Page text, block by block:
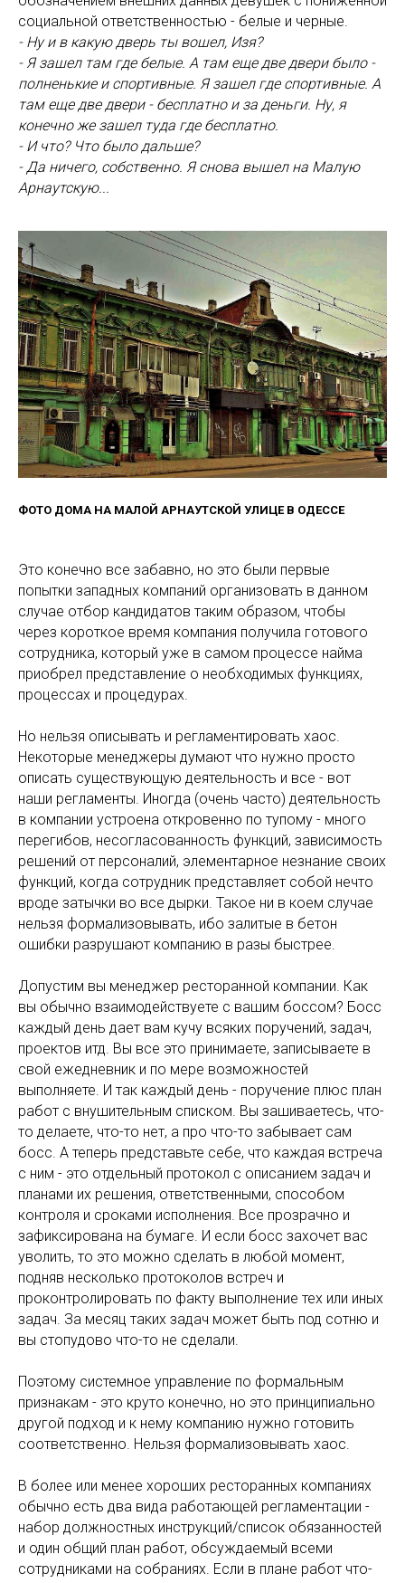
социальной ответственностью - белые и черные.
- Ну и в какую дверь ты вошел, Изя?
- Я зашел там где белые. А там еще две двери было -
полненькие и спортивные. Я зашел где спортивные. А
там еще две двери - бесплатно и за деньги. Ну, я
конечно же зашел туда где бесплатно.
- И что? Что было дальше?
- Да ничего, собственно. Я снова вышел на Малую
Арнаутскую...
ФОТО ДОМА НА МАЛОЙ АРНАУТСКОЙ УЛИЦЕ В ОДЕССЕ
Это конечно все забавно, но это были первые
попытки западных компаний организовать в данном
случае отбор кандидатов таким образом, чтобы
через короткое время компания получила готового
сотрудника, который уже в самом процессе найма
приобрел представление о необходимых функциях,
процессах и процедурах.
Но нельзя описывать и регламентировать хаос.
Некоторые менеджеры думают что нужно просто
описать существующую деятельность и все - вот
наши регламенты. Иногда (очень часто) деятельность
в компании устроена откровенно по тупому - много
перегибов, несогласованность функций, зависимость
решений от персоналий, элементарное незнание своих
функций, когда сотрудник представляет собой нечто
вроде затычки во все дырки. Такое ни в коем случае
нельзя формализовывать, ибо залитые в бетон
ошибки разрушают компанию в разы быстрее.
Допустим вы менеджер ресторанной компании. Как
вы обычно взаимодействуете с вашим боссом? Босс
каждый день дает вам кучу всяких поручений, задач,
проектов итд. Вы все это принимаете, записываете в
свой ежедневник и по мере возможностей
выполняете. И так каждый день - поручение плюс план
работ с внушительным списком. Вы зашиваетесь, что-
то делаете, что-то нет, а про что-то забывает сам
босс. А теперь представьте себе, что каждая встреча
с ним - это отдельный протокол с описанием задач и
планами их решения, ответственными, способом
контроля и сроками исполнения. Все прозрачно и
зафиксирована на бумаге. И если босс захочет вас
уволить, то это можно сделать в любой момент,
подняв несколько протоколов встреч и
проконтролировать по факту выполнение тех или иных
задач. За месяц таких задач может быть под сотню и
вы стопудово что-то не сделали.
Поэтому системное управление по формальным
признакам - это круто конечно, но это принципиально
другой подход и к нему компанию нужно готовить
соответственно. Нельзя формализовывать хаос.
В более или менее хороших ресторанных компаниях
обычно есть два вида работающей регламентации -
набор должностных инструкций/список обязанностей
и один общий план работ, обсуждаемый всеми
сотрудниками на собраниях. Если в плане работ что-